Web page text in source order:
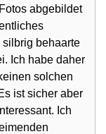
abgebildet
behaarte
Ich habe daher
solchen
ist sicher aber
Ich